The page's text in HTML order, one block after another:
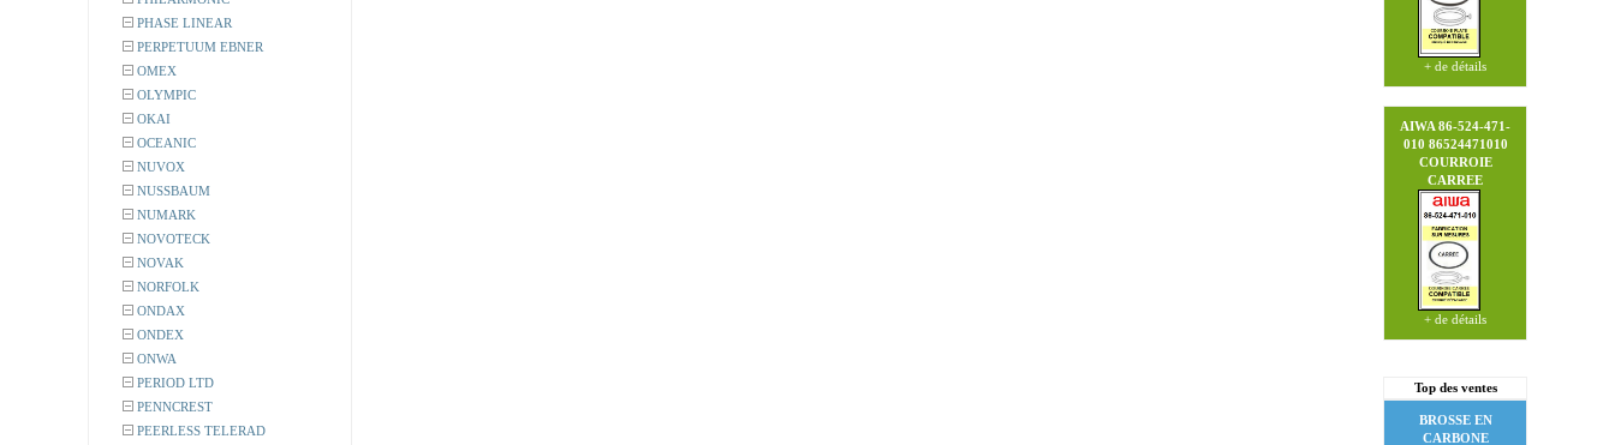
PHASE LINEAR
PERPETUUM EBNER
OMEX
OLYMPIC
OKAI
OCEANIC
NUVOX
NUSSBAUM
NUMARK
NOVOTECK
NOVAK
NORFOLK
ONDAX
ONDEX
ONWA
PERIOD LTD
PENNCREST
PEERLESS TELERAD
+ de détails
AIWA 86-524-471-
010 86524471010
COURROIE
CARREE
+ de détails
Top des ventes
BROSSE EN
CARBONE